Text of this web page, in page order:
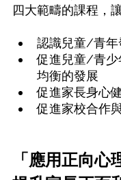
四大範疇的課程，
認識兒童/青年
促進兒童/青少
均衡的發展
促進家長身心
促進家校合作
「應用正向心